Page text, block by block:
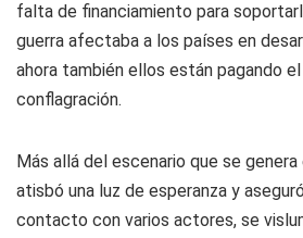
falta de financiamiento para
guerra afectaba a los países en
ahora también ellos están pagando
conflagración.
Más allá del escenario que se genera
atisbó una luz de esperanza y
contacto con varios actores, se